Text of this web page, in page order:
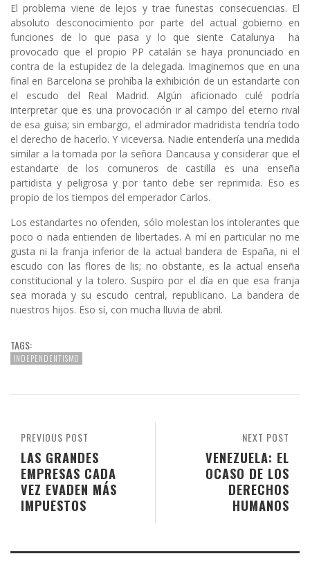
El problema viene de lejos y trae funestas consecuencias. El
absoluto desconocimiento por parte del actual gobierno en
funciones de lo que pasa y lo que siente Catalunya ha
provocado que el propio PP catalán se haya pronunciado en
contra de la estupidez de la delegada. Imaginemos que en una
final en Barcelona se prohíba la exhibición de un estandarte con
el escudo del Real Madrid. Algún aficionado culé podría
interpretar que es una provocación ir al campo del eterno rival
de esa guisa; sin embargo, el admirador madridista tendría todo
el derecho de hacerlo. Y viceversa. Nadie entendería una medida
similar a la tomada por la señora Dancausa y considerar que el
estandarte de los comuneros de castilla es una enseña
partidista y peligrosa y por tanto debe ser reprimida. Eso es
propio de los tiempos del emperador Carlos.
Los estandartes no ofenden, sólo molestan los intolerantes que
poco o nada entienden de libertades. A mí en particular no me
gusta ni la franja inferior de la actual bandera de España, ni el
escudo con las flores de lis; no obstante, es la actual enseña
constitucional y la tolero. Suspiro por el día en que esa franja
sea morada y su escudo central, republicano. La bandera de
nuestros hijos. Eso sí, con mucha lluvia de abril.
TAGS:
INDEPENDENTISMO
NEXT POST
VENEZUELA: EL
OCASO DE LOS
DERECHOS
HUMANOS
PREVIOUS POST
LAS GRANDES
EMPRESAS CADA
VEZ EVADEN MÁS
IMPUESTOS